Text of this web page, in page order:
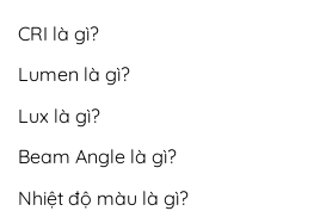
CRI là gì?
Lumen là gì?
Lux là gì?
Beam Angle là gì?
Nhiệt độ màu là gì?